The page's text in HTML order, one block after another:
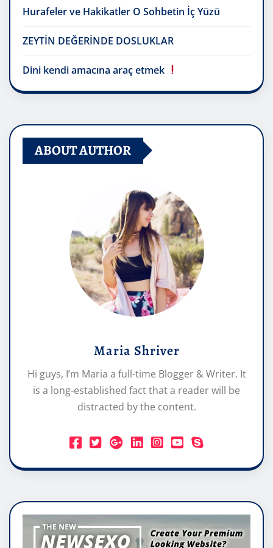
Hurafeler ve Hakikatler O Sohbetin İç Yüzü
ZEYTİN DEĞERİNDE DOSLUKLAR
Dini kendi amacına araç etmek
ABOUT AUTHOR
Maria Shriver
Hi guys, I’m Maria a full-time Blogger & Writer. It
is a long-established fact that a reader will be
distracted by the content.